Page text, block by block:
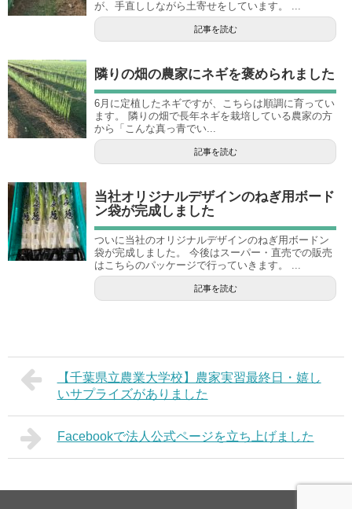
が、手直ししながら土寄せをしています。 ...
記事を読む
隣りの畑の農家にネギを褒められました
6月に定植したネギですが、こちらは順調に育ってい
ます。 隣りの畑で長年ネギを栽培している農家の方
から「こんな真っ青でい...
記事を読む
当社オリジナルデザインのねぎ用ボード
ン袋が完成しました
ついに当社のオリジナルデザインのねぎ用ボードン
袋が完成しました。 今後はスーパー・直売での販売
はこちらのパッケージで行っていきます。 ...
記事を読む
【千葉県立農業大学校】農家実習最終日・嬉し
いサプライズがありました
Facebookで法人公式ページを立ち上げました